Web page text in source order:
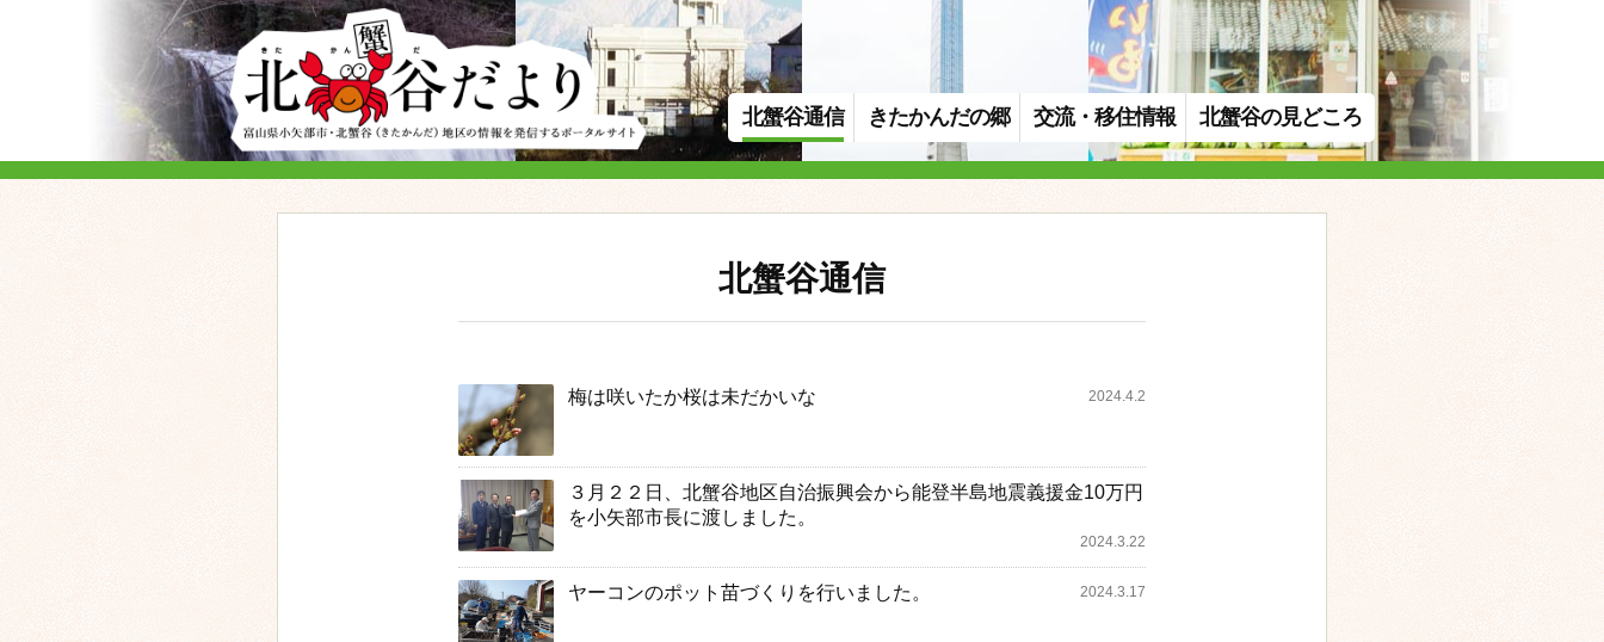
北蟹谷通信 きたかんだの郷 交流・移住情報 北蟹谷の見どころ
北蟹谷通信
梅は咲いたか桜は未だかいな 2024.4.2
３月２２日、北蟹谷地区自治振興会から能登半島地震義援金10万円
を小矢部市長に渡しました。
2024.3.22
ヤーコンのポット苗づくりを行いました。 2024.3.17